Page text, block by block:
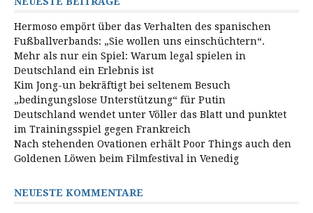
Hermoso empört über das Verhalten des spanischen
Fußballverbands: „Sie wollen uns einschüchtern“.
Mehr als nur ein Spiel: Warum legal spielen in
Deutschland ein Erlebnis ist
Kim Jong-un bekräftigt bei seltenem Besuch
„bedingungslose Unterstützung“ für Putin
Deutschland wendet unter Völler das Blatt und punktet
im Trainingsspiel gegen Frankreich
Nach stehenden Ovationen erhält Poor Things auch den
Goldenen Löwen beim Filmfestival in Venedig
NEUESTE KOMMENTARE